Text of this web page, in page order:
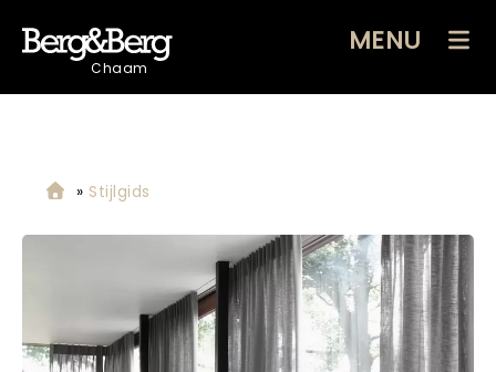
Chaam
MENU
» Stijlgids